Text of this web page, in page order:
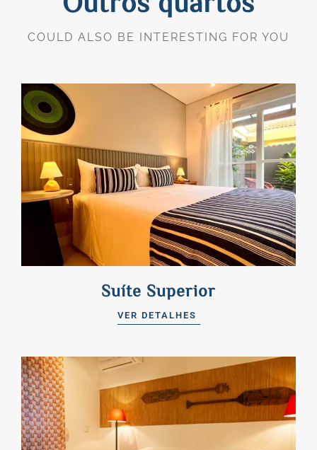
COULD ALSO BE INTERESTING FOR YOU
Suíte Superior
VER DETALHES